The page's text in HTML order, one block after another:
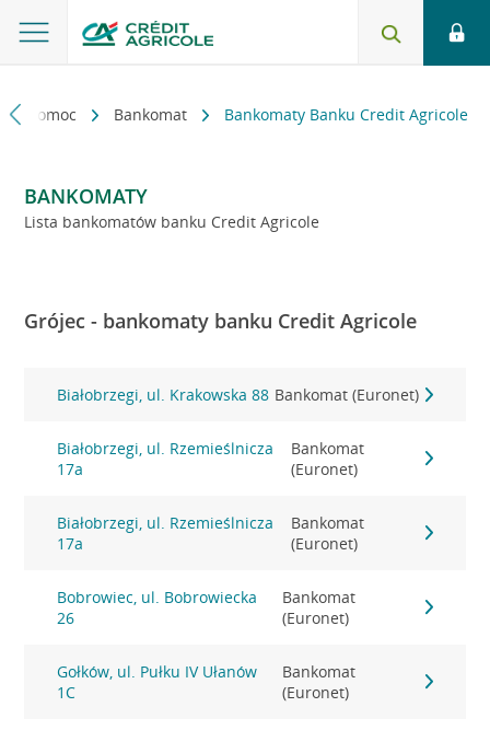
i pomoc Bankomat Bankomaty Banku Credit Agricole
BANKOMATY
Lista bankomatów banku Credit Agricole
Grójec - bankomaty banku Credit Agricole
Białobrzegi, ul. Krakowska 88 Bankomat (Euronet)
Białobrzegi, ul. Rzemieślnicza
17a
Bankomat
(Euronet)
Białobrzegi, ul. Rzemieślnicza
17a
Bankomat
(Euronet)
Bobrowiec, ul. Bobrowiecka
26
Bankomat
(Euronet)
Gołków, ul. Pułku IV Ułanów
1C
Bankomat
(Euronet)